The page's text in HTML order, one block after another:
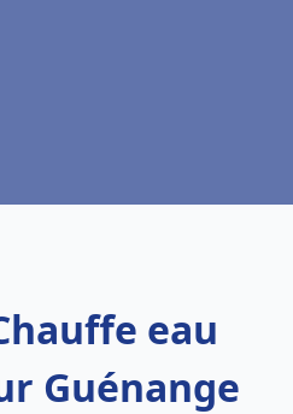
eau
Guénange